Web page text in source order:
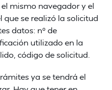
mismo navegador y el
que se realizó la solicitud
datos: nº de
utilizado en la
código de solicitud.
ya se tendrá el